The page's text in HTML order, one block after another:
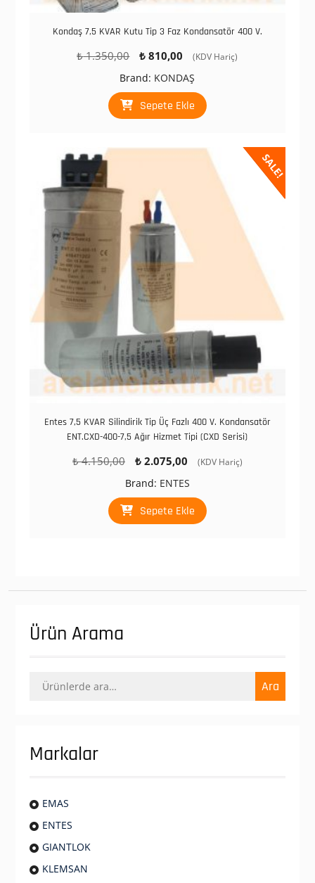
Kondaş 7,5 KVAR Kutu Tip 3 Faz Kondansatör 400 V.
₺1.350,00
Orijinal
₺ 1.350,00.
₺ 810,00
Şu
fiyat:
₺ 810,00.
(KDV Hariç)
Brand: KONDAŞ
Sepete Ekle
SALE!
Entes 7,5 KVAR Silindirik Tip Üç Fazlı 400 V. Kondansatör
ENT.CXD-400-7,5 Ağır Hizmet Tipi (CXD Serisi)
₺4.150,00
Orijinal
₺ 4.150,00.
₺2.075,00
Şu
₺ 2.075,00.
(KDV Hariç)
Brand: ENTES
Sepete Ekle
Ürün Arama
Ara: Ara
Markalar
EMAS
ENTES
GIANTLOK
KLEMSAN